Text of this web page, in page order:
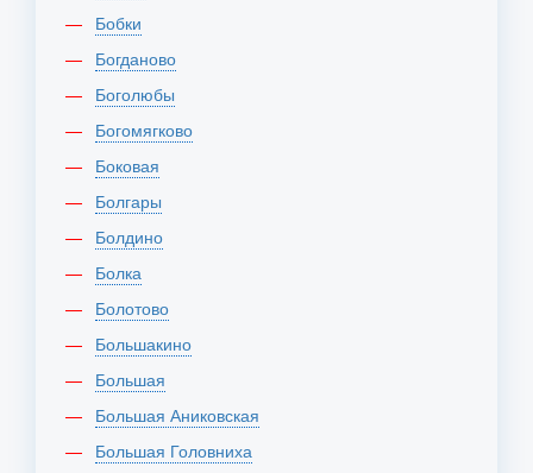
Бобки
Богданово
Боголюбы
Богомягково
Боковая
Болгары
Болдино
Болка
Болотово
Большакино
Большая
Большая Аниковская
Большая Головниха